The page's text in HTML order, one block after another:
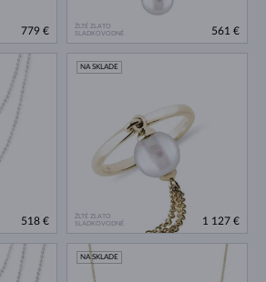
779 €
ŽLTÉ ZLATO
SLADKOVODNÉ
561 €
518 €
ŽLTÉ ZLATO
SLADKOVODNÉ
NA SKLADE
1 127 €
NA SKLADE